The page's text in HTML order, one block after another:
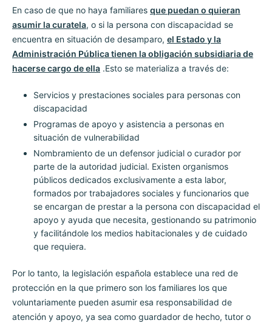
En caso de que no haya familiares que puedan o quieran
asumir la curatela, o si la persona con discapacidad se
encuentra en situación de desamparo, el Estado y la
Administración Pública tienen la obligación subsidiaria de
hacerse cargo de ella .Esto se materializa a través de:
Servicios y prestaciones sociales para personas con
discapacidad
Programas de apoyo y asistencia a personas en
situación de vulnerabilidad
Nombramiento de un defensor judicial o curador por
parte de la autoridad judicial. Existen organismos
públicos dedicados exclusivamente a esta labor,
formados por trabajadores sociales y funcionarios que
se encargan de prestar a la persona con discapacidad el
apoyo y ayuda que necesita, gestionando su patrimonio
y facilitándole los medios habitacionales y de cuidado
que requiera.
Por lo tanto, la legislación española establece una red de
protección en la que primero son los familiares los que
voluntariamente pueden asumir esa responsabilidad de
atención y apoyo, ya sea como guardador de hecho, tutor o